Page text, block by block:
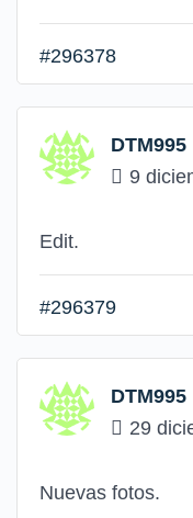
#296378
DTM995
9
Edit.
#296379
DTM995
29
Nuevas fotos.